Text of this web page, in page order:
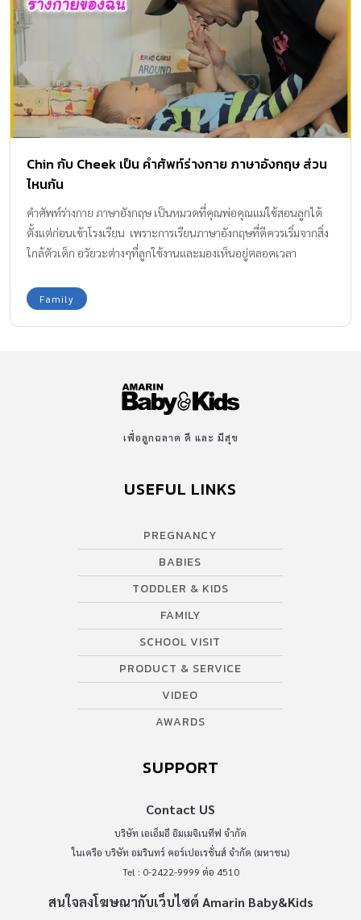
Chin กับ Cheek เป็น คำศัพท์ร่างกาย ภาษาอังกฤษ ส่วน
ไหนกัน
คำศัพท์ร่างกาย ภาษาอังกฤษ เป็นหมวดที่คุณพ่อคุณแม่ใช้สอนลูกได้
ตั้งแต่ก่อนเข้าโรงเรียน เพราะการเรียนภาษาอังกฤษที่ดีควรเริ่มจากสิ่ง
ใกล้ตัวเด็ก อวัยวะต่างๆที่ลูกใช้งานและมองเห็นอยู่ตลอดเวลา
Family
เพื่อลูกฉลาด ดี และ มีสุข
USEFUL LINKS
PREGNANCY
BABIES
TODDLER & KIDS
FAMILY
SCHOOL VISIT
PRODUCT & SERVICE
VIDEO
AWARDS
SUPPORT
Contact US
บริษัท เอเอ็มอี อิมเมจิเนทีฟ จำกัด
ในเครือ บริษัท อมรินทร์ คอร์เปอเรชั่นส์ จำกัด (มหาชน)
Tel : 0-2422-9999 ต่อ 4510
สนใจลงโฆษณากับเว็บไซต์ Amarin Baby&Kids